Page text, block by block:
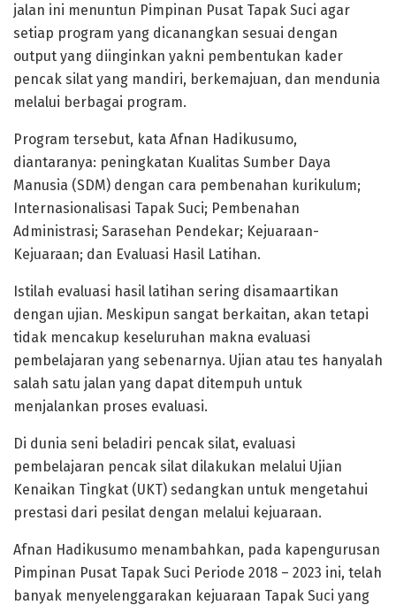
jalan ini menuntun Pimpinan Pusat Tapak Suci agar
setiap program yang dicanangkan sesuai dengan
output yang diinginkan yakni pembentukan kader
pencak silat yang mandiri, berkemajuan, dan mendunia
melalui berbagai program.
Program tersebut, kata Afnan Hadikusumo,
diantaranya: peningkatan Kualitas Sumber Daya
Manusia (SDM) dengan cara pembenahan kurikulum;
Internasionalisasi Tapak Suci; Pembenahan
Administrasi; Sarasehan Pendekar; Kejuaraan-
Kejuaraan; dan Evaluasi Hasil Latihan.
Istilah evaluasi hasil latihan sering disamaartikan
dengan ujian. Meskipun sangat berkaitan, akan tetapi
tidak mencakup keseluruhan makna evaluasi
pembelajaran yang sebenarnya. Ujian atau tes hanyalah
salah satu jalan yang dapat ditempuh untuk
menjalankan proses evaluasi.
Di dunia seni beladiri pencak silat, evaluasi
pembelajaran pencak silat dilakukan melalui Ujian
Kenaikan Tingkat (UKT) sedangkan untuk mengetahui
prestasi dari pesilat dengan melalui kejuaraan.
Afnan Hadikusumo menambahkan, pada kapengurusan
Pimpinan Pusat Tapak Suci Periode 2018 – 2023 ini, telah
banyak menyelenggarakan kejuaraan Tapak Suci yang